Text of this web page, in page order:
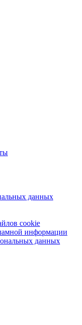
данных
cookie
информации
данных